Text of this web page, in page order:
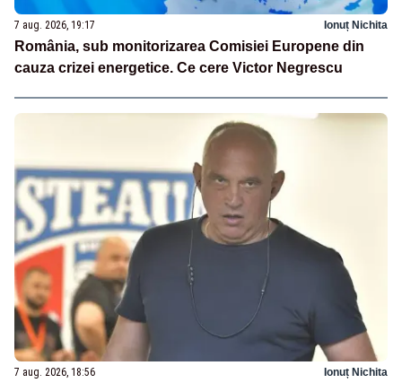
7 aug. 2026, 19:17 Ionuț Nichita
România, sub monitorizarea Comisiei Europene din
cauza crizei energetice. Ce cere Victor Negrescu
7 aug. 2026, 18:56 Ionuț Nichita